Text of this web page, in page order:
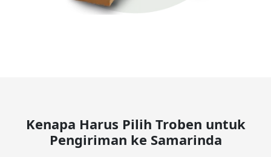
Kenapa Harus Pilih Troben untuk
Pengiriman ke Samarinda